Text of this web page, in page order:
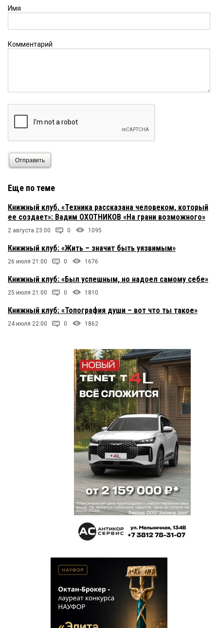
Имя
Комментарий
Отправить
Еще по теме
Книжный клуб. «Техника рассказана человеком, который
ее создает»: Вадим ОХОТНИКОВ «На грани возможного»
2 августа 23:00 0 1095
Книжный клуб: «Жить – значит быть уязвимым»
26 июля 21:00 0 1676
Книжный клуб: «Был успешным, но надоел самому себе»
25 июля 21:00 0 1810
Книжный клуб: «Топография души – вот что ты такое»
24 июля 22:00 0 1862